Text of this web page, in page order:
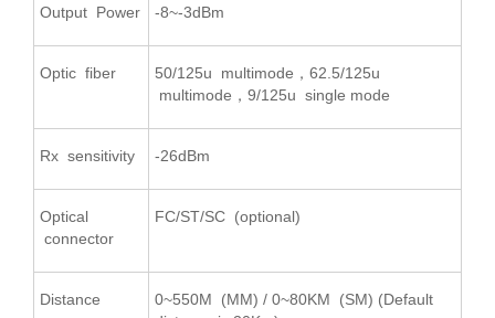
Output Power -8~-3dBm
Optic fiber
50/125u multimode，62.5/125u
multimode，9/125u single mode
Rx sensitivity -26dBm
Optical
connector
FC/ST/SC (optional)
Distance
0~550M (MM) / 0~80KM (SM) (Default